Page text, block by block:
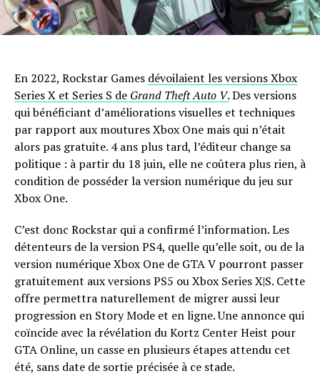
En 2022, Rockstar Games dévoilaient les versions Xbox
Series X et Series S de Grand Theft Auto V.Des versions
qui bénéficiant d’améliorations visuelles et techniques
par rapport aux moutures Xbox One mais qui n’était
alors pas gratuite. 4 ans plus tard, l’éditeur change sa
politique : à partir du 18 juin, elle ne coûtera plus rien, à
condition de posséder la version numérique du jeu sur
Xbox One.
C’est donc Rockstar qui a confirmé l’information. Les
détenteurs de la version PS4, quelle qu’elle soit, ou de la
version numérique Xbox One de GTA V pourront passer
gratuitement aux versions PS5 ou Xbox Series X|S. Cette
offre permettra naturellement de migrer aussi leur
progression en Story Mode et en ligne. Une annonce qui
coïncide avec la révélation du Kortz Center Heist pour
GTA Online, un casse en plusieurs étapes attendu cet
été, sans date de sortie précisée à ce stade.